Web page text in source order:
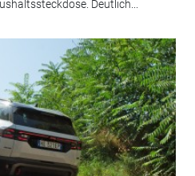
Deutlich...